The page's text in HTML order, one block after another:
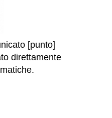
[punto]
direttamente